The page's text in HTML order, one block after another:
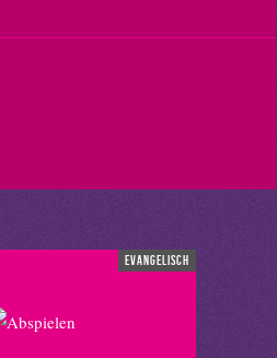
evangelisch